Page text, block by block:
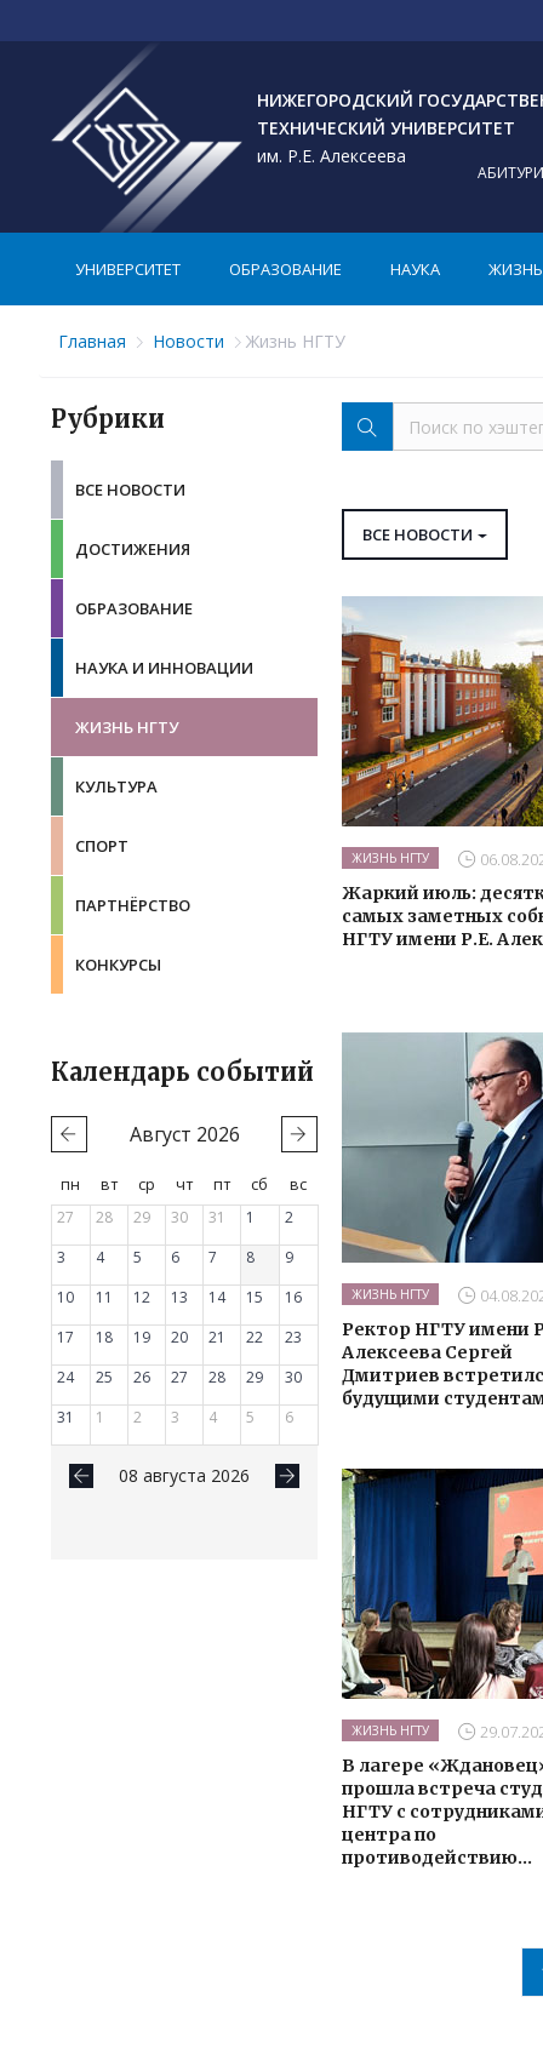
НИЖЕГОРОДСКИЙ
ТЕХНИЧЕСКИЙ УНИВЕРСИТЕТ
им. Р.Е. Алексеева
УНИВЕРСИТЕТ ОБРАЗОВАНИЕ НАУКА ЖИЗНЬ
Главная Новости Жизнь НГТУ
Рубрики
ВСЕ НОВОСТИ
ДОСТИЖЕНИЯ
ОБРАЗОВАНИЕ
НАУКА И ИННОВАЦИИ
ЖИЗНЬ НГТУ
КУЛЬТУРА
СПОРТ
ПАРТНЁРСТВО
КОНКУРСЫ
Календарь событий
Август 2026
пн вт ср чт пт сб
вс
27
28 29 30 31 1
2
3
4 5 6 7 8
9
10
11 12 13 14 15
16
17
18 19 20 21 22
23
24
25 26 27 28 29
30
31
1 2 3 4 5 6
08 августа 2026
ВСЕ НОВОСТИ
ЖИЗНЬ НГТУ
Жаркий июль:
самых заметных
НГТУ имени Р.Е.
ЖИЗНЬ НГТУ
Ректор НГТУ имени
Алексеева Сергей
Дмитриев
будущими
ЖИЗНЬ НГТУ
В лагере
прошла встреча
НГТУ с
центра по
противодействию...